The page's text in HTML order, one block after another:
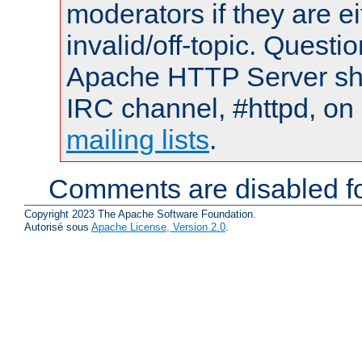
moderators if they are
invalid/off-topic.
Apache HTTP Server
IRC channel, #httpd,
mailing lists.
Comments are disabled
Copyright 2023 The Apache Software Foundation.
Autorisé sous Apache License, Version 2.0